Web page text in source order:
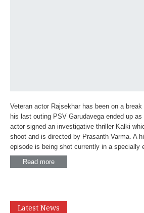
Veteran actor Rajsekhar has been on a
his last outing PSV Garudavega ended up
actor signed an investigative thriller Kalki
shoot and is directed by Prasanth Varma. A
episode is being shot currently in a specially
Read more
Latest News